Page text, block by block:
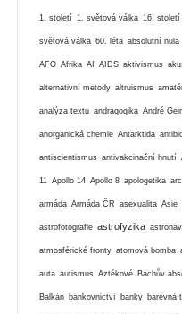
1. století 1. světová válka 16. století
světová válka 60. léta absolutní nula
AFO Afrika AI AIDS aktivismus
alternativní metody altruismus
analýza textu andragogika André
anorganická chemie Antarktida
antiscientismus antivakcinační hnutí
11 Apollo 14 Apollo 8 apologetika
armáda Armáda ČR asexualita Asie
astrofotografie astrofyzika
atmosférické fronty atomová bomba
auta autismus Aztékové Bachův
Balkán bankovnictví banky barevná